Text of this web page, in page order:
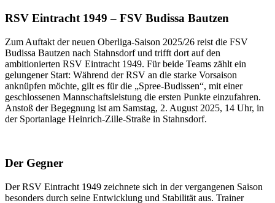
RSV Eintracht 1949 – FSV Budissa Bautzen
Zum Auftakt der neuen Oberliga-Saison 2025/26 reist die FSV
Budissa Bautzen nach Stahnsdorf und trifft dort auf den
ambitionierten RSV Eintracht 1949. Für beide Teams zählt ein
gelungener Start: Während der RSV an die starke Vorsaison
anknüpfen möchte, gilt es für die „Spree-Budissen“, mit einer
geschlossenen Mannschaftsleistung die ersten Punkte einzufahren.
Anstoß der Begegnung ist am Samstag, 2. August 2025, 14 Uhr, in
der Sportanlage Heinrich-Zille-Straße in Stahnsdorf.
Der Gegner
Der RSV Eintracht 1949 zeichnete sich in der vergangenen Saison
besonders durch seine Entwicklung und Stabilität aus. Trainer